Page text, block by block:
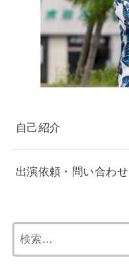
自己紹介
出演依頼・問い合わせ